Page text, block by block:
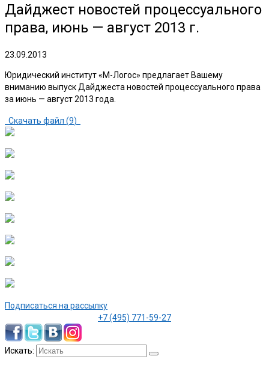
Дайджест новостей процессуального
права, июнь — август 2013 г.
23.09.2013
Юридический институт «М-Логос» предлагает Вашему
вниманию выпуск Дайджеста новостей процессуального права
за июнь — август 2013 года.
Скачать файл (9)
Подписаться на рассылку
+7 (495) 771-59-27
Искать: